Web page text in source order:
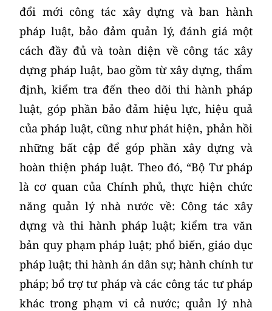
đổi mới công tác xây dựng và ban hành
pháp luật, bảo đảm quản lý, đánh giá một
cách đầy đủ và toàn diện về công tác xây
dựng pháp luật, bao gồm từ xây dựng, thẩm
định, kiểm tra đến theo dõi thi hành pháp
luật, góp phần bảo đảm hiệu lực, hiệu quả
của pháp luật, cũng như phát hiện, phản hồi
những bất cập để góp phần xây dựng và
hoàn thiện pháp luật. Theo đó, “Bộ Tư pháp
là cơ quan của Chính phủ, thực hiện chức
năng quản lý nhà nước về: Công tác xây
dựng và thi hành pháp luật; kiểm tra văn
bản quy phạm pháp luật; phổ biến, giáo dục
pháp luật; thi hành án dân sự; hành chính tư
pháp; bổ trợ tư pháp và các công tác tư pháp
khác trong phạm vi cả nước; quản lý nhà